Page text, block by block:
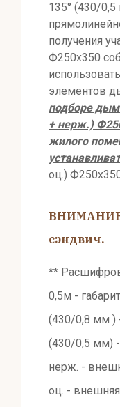
135° (430/
получения
Ф250х350
элементов
подборе
+ нерж.)
жилого
оц.)
ВНИМАНИЕ:
сэндвич.
**
0,5м -
(430/0,8 мм )
(430/0,5 мм) -
нерж. -
оц. -